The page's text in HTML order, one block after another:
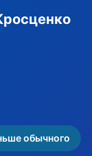
обычного